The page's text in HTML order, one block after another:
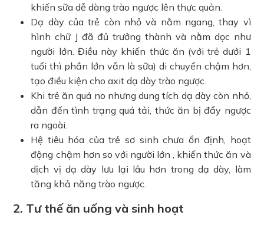
khiến sữa dễ dàng trào ngược lên thực quản.
Dạ dày của trẻ còn nhỏ và nằm ngang, thay vì
hình chữ J đã đủ trưởng thành và nằm dọc như
người lớn. Điều này khiến thức ăn (với trẻ dưới 1
tuổi thì phần lớn vẫn là sữa) di chuyển chậm hơn,
tạo điều kiện cho axit dạ dày trào ngược.
Khi trẻ ăn quá no nhưng dung tích dạ dày còn nhỏ,
dẫn đến tình trạng quá tải, thức ăn bị đẩy ngược
ra ngoài.
Hệ tiêu hóa của trẻ sơ sinh chưa ổn định, hoạt
động chậm hơn so với người lớn , khiến thức ăn và
dịch vị dạ dày lưu lại lâu hơn trong dạ dày, làm
tăng khả năng trào ngược.
2. Tư thế ăn uống và sinh hoạt